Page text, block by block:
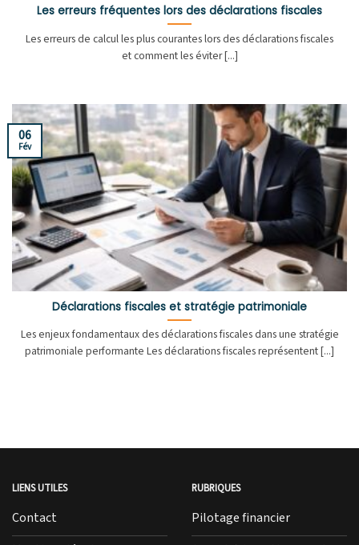
Les erreurs fréquentes lors des déclarations fiscales
Les erreurs de calcul les plus courantes lors des déclarations fiscales
et comment les éviter [...]
Déclarations fiscales et stratégie patrimoniale
Les enjeux fondamentaux des déclarations fiscales dans une stratégie
patrimoniale performante Les déclarations fiscales représentent [...]
06
Fév
LIENS UTILES
Contact
RUBRIQUES
Pilotage financier